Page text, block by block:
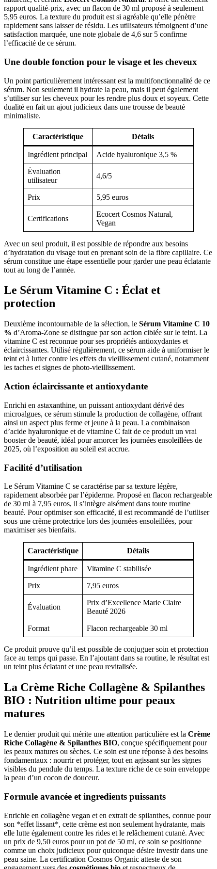
rapport qualité-prix, avec un flacon de 30 ml proposé à seulement
5,95 euros. La texture du produit est si agréable qu’elle pénètre
rapidement sans laisser de résidu. Les utilisateurs témoignent d’une
satisfaction marquée, une note globale de 4,6 sur 5 confirme
l’efficacité de ce sérum.
Une double fonction pour le visage et les cheveux
Un point particulièrement intéressant est la multifonctionnalité de ce
sérum. Non seulement il hydrate la peau, mais il peut également
s’utiliser sur les cheveux pour les rendre plus doux et soyeux. Cette
dualité en fait un ajout judicieux dans une trousse de beauté
minimaliste.
Caractéristique Détails
Ingrédient principal Acide hyaluronique 3,5 %
Évaluation
utilisateur
4,6/5
Prix 5,95 euros
Certifications
Ecocert Cosmos Natural,
Vegan
Avec un seul produit, il est possible de répondre aux besoins
d’hydratation du visage tout en prenant soin de la fibre capillaire. Ce
sérum constitue une étape essentielle pour garder une peau éclatante
tout au long de l’année.
Le Sérum Vitamine C : Éclat et
protection
Deuxième incontournable de la sélection, le Sérum Vitamine C 10
% d’Aroma-Zone se distingue par son action ciblée sur le teint. La
vitamine C est reconnue pour ses propriétés antioxydantes et
éclaircissantes. Utilisé régulièrement, ce sérum aide à uniformiser le
teint et à lutter contre les effets du vieillissement cutané, notamment
les taches et signes de photo-vieillissement.
Action éclaircissante et antioxydante
Enrichi en astaxanthine, un puissant antioxydant dérivé des
microalgues, ce sérum stimule la production de collagène, offrant
ainsi un aspect plus ferme et jeune à la peau. La combinaison
d’acide hyaluronique et de vitamine C fait de ce produit un vrai
booster de beauté, idéal pour amorcer les journées ensoleillées de
2025, où l’exposition au soleil est accrue.
Facilité d’utilisation
Le Sérum Vitamine C se caractérise par sa texture légère,
rapidement absorbée par l’épiderme. Proposé en flacon rechargeable
de 30 ml à 7,95 euros, il s’intègre aisément dans toute routine
beauté. Pour optimiser son efficacité, il est recommandé de l’utiliser
sous une crème protectrice lors des journées ensoleillées, pour
maximiser ses bienfaits.
Caractéristique Détails
Ingrédient phare Vitamine C stabilisée
Prix 7,95 euros
Évaluation
Prix d’Excellence Marie Claire
Beauté 2026
Format Flacon rechargeable 30 ml
Ce produit prouve qu’il est possible de conjuguer soin et protection
face au temps qui passe. En l’ajoutant dans sa routine, le résultat est
un teint plus éclatant et une peau revitalisée.
La Crème Riche Collagène & Spilanthes
BIO : Nutrition ultime pour peaux
matures
Le dernier produit qui mérite une attention particulière est la Crème
Riche Collagène & Spilanthes BIO, conçue spécifiquement pour
les peaux matures ou sèches. Ce soin est une réponse à des besoins
fondamentaux : nourrir et protéger, tout en agissant sur les signes
visibles du pendule du temps. La texture riche de ce soin enveloppe
la peau d’un cocon de douceur.
Formule avancée et ingredients puissants
Enrichie en collagène vegan et en extrait de spilanthes, connue pour
son *effet lissant*, cette crème est non seulement hydratante, mais
elle lutte également contre les rides et le relâchement cutané. Avec
un prix de 9,50 euros pour un pot de 50 ml, ce soin se positionne
comme un choix judicieux pour quiconque désire investir dans une
peau saine. La certification Cosmos Organic atteste de son